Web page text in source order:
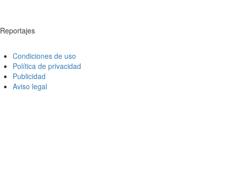
Reportajes
Condiciones de uso
Política de privacidad
Publicidad
Aviso legal